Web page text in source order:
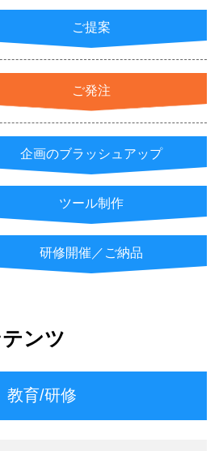
ご提案
ご発注
企画のブラッシュアップ
ツール制作
研修開催／ご納品
ンツ
教育/研修